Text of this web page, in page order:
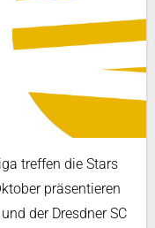
treffen die Stars
präsentieren
der Dresdner SC